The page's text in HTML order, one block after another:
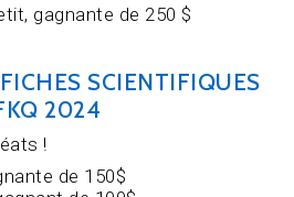
gagnante de 250 $
SCIENTIFIQUES
2024
!
de 150$